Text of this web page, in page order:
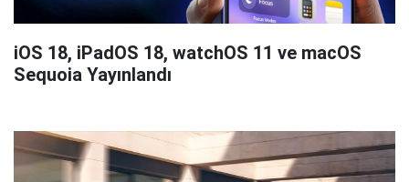
iOS 18, iPadOS 18, watchOS 11 ve macOS
Sequoia Yayınlandı